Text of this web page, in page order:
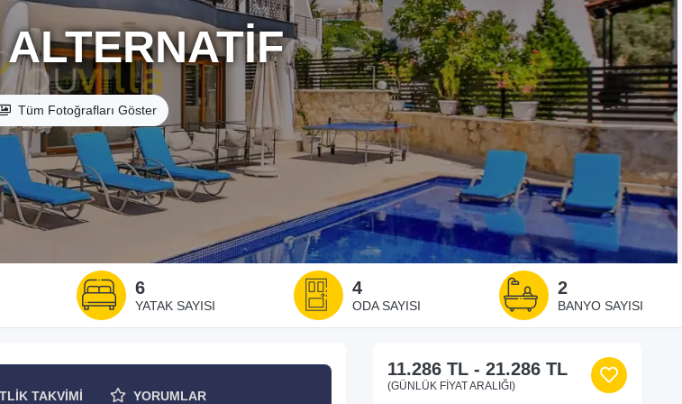
Tüm Fotoğrafları Göster
6
YATAK SAYISI
4
ODA SAYISI
2
BANYO SAYISI
TAKVIMI YORUMLAR
11.286 TL- 21.286 TL
(GÜNLÜK FIYAT ARALIĞI)